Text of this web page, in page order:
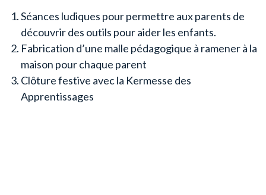
Séances ludiques pour permettre aux parents de
découvrir des outils pour aider les enfants.
Fabrication d’une malle pédagogique à ramener à la
maison pour chaque parent
Clôture festive avec la Kermesse des
Apprentissages